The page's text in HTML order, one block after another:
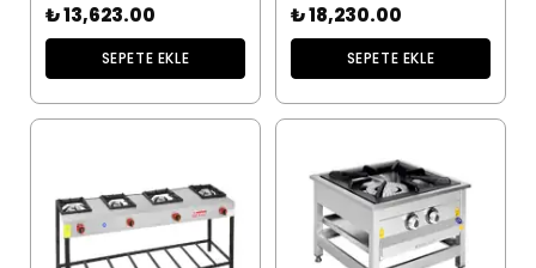
₺ 13,623.00
SEPETE EKLE
₺ 18,230.00
SEPETE EKLE